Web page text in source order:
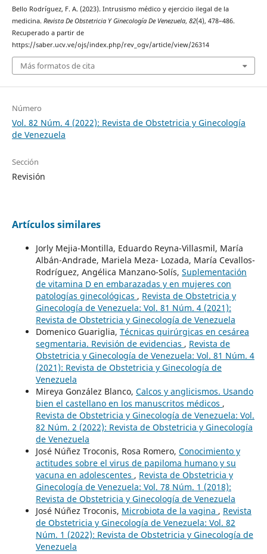
Bello Rodríguez, F. A. (2023). Intrusismo médico y ejercicio ilegal de la
medicina. Revista De Obstetricia Y Ginecología De Venezuela, 82(4), 478–486.
Recuperado a partir de
https://saber.ucv.ve/ojs/index.php/rev_ogv/article/view/26314
Más formatos de cita
Número
Vol. 82 Núm. 4 (2022): Revista de Obstetricia y Ginecología
de Venezuela
Sección
Revisión
Artículos similares
Jorly Mejia-Montilla, Eduardo Reyna-Villasmil, María
Albán-Andrade, Mariela Meza- Lozada, María Cevallos-
Rodríguez, Angélica Manzano-Solís, Suplementación
de vitamina D en embarazadas y en mujeres con
patologías ginecológicas , Revista de Obstetricia y
Ginecología de Venezuela: Vol. 81 Núm. 4 (2021):
Revista de Obstetricia y Ginecología de Venezuela
Domenico Guariglia, Técnicas quirúrgicas en cesárea
segmentaria. Revisión de evidencias , Revista de
Obstetricia y Ginecología de Venezuela: Vol. 81 Núm. 4
(2021): Revista de Obstetricia y Ginecología de
Venezuela
Mireya González Blanco, Calcos y anglicismos. Usando
bien el castellano en los manuscritos médicos ,
Revista de Obstetricia y Ginecología de Venezuela: Vol.
82 Núm. 2 (2022): Revista de Obstetricia y Ginecología
de Venezuela
José Núñez Troconis, Rosa Romero, Conocimiento y
actitudes sobre el virus de papiloma humano y su
vacuna en adolescentes , Revista de Obstetricia y
Ginecología de Venezuela: Vol. 78 Núm. 1 (2018):
Revista de Obstetricia y Ginecología de Venezuela
José Núñez Troconis, Microbiota de la vagina , Revista
de Obstetricia y Ginecología de Venezuela: Vol. 82
Núm. 1 (2022): Revista de Obstetricia y Ginecología de
Venezuela